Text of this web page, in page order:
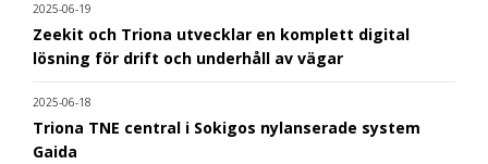
2025-06-19
Zeekit och Triona utvecklar en komplett digital
lösning för drift och underhåll av vägar
2025-06-18
Triona TNE central i Sokigos nylanserade system
Gaida